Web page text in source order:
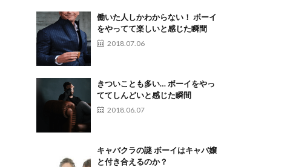
働いた人しかわからない！ ボーイ
をやってて楽しいと感じた瞬間
2018.07.06
きついことも多い… ボーイをやっ
ててしんどいと感じた瞬間
2018.06.07
キャバクラの謎 ボーイはキャバ嬢
と付き合えるのか？